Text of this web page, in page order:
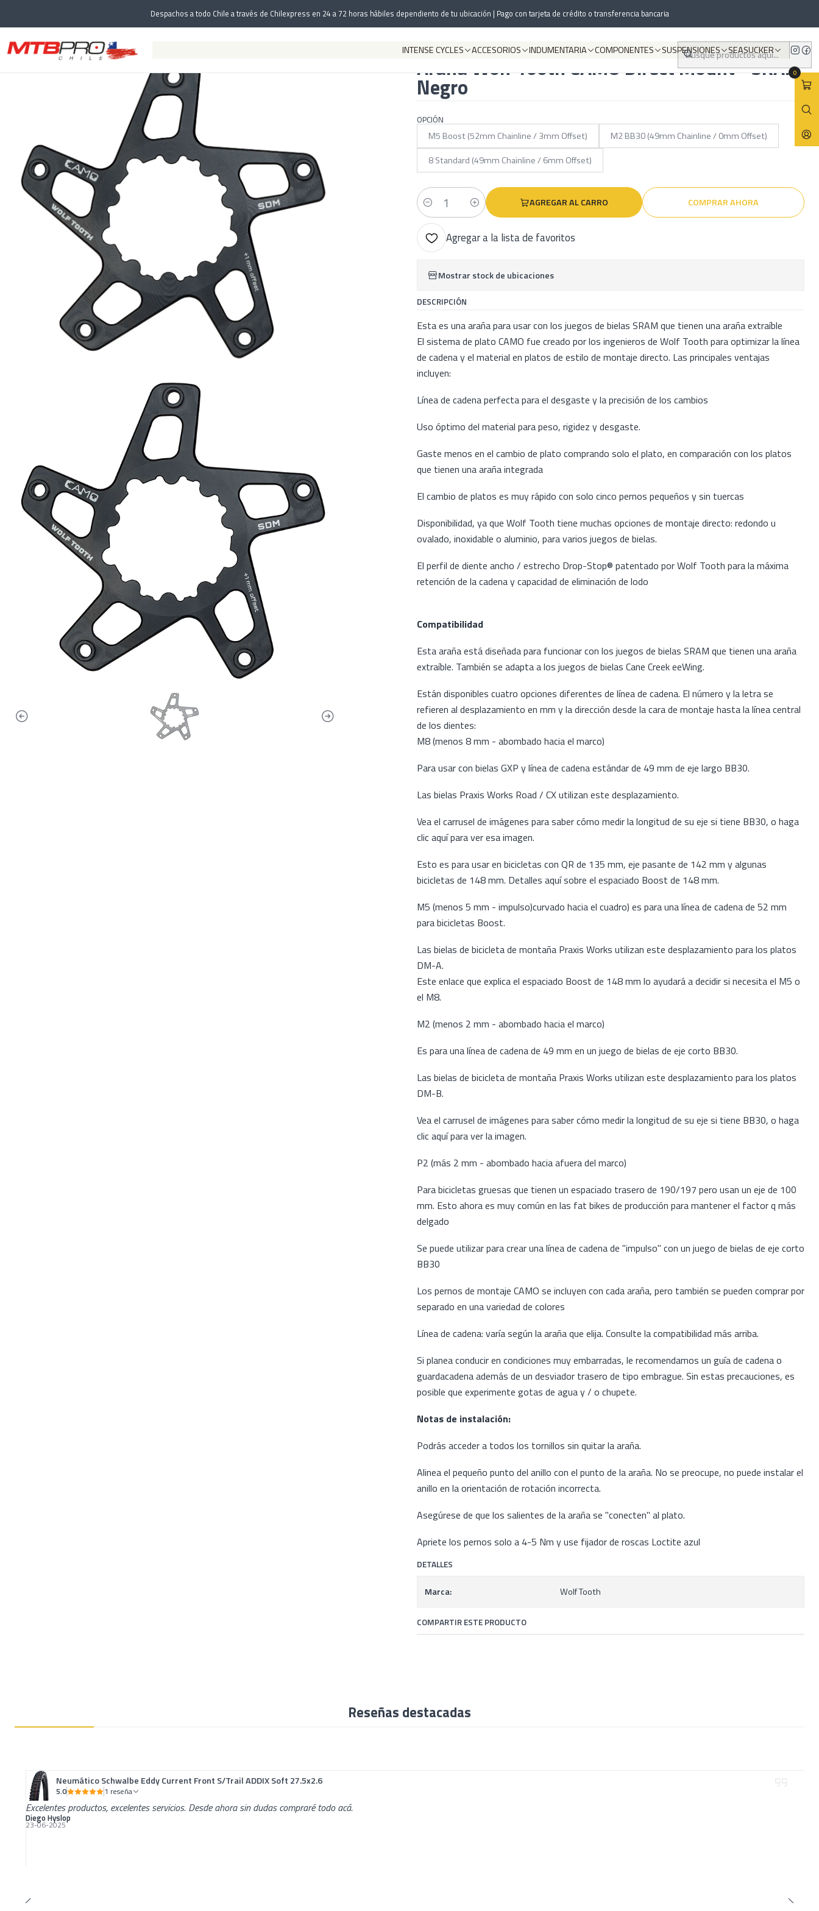
INTENSE CYCLES ACCESORIOS INDUMENTARIA COMPONENTES SUSPENSIONES SEASUCKER
0
Despachos a todo Chile a través de Chilexpress en 24 a 72 horas hábiles dependiento de tu ubicación | Pago con tarjeta de crédito o transferencia bancaria
Inicio Componentes Transmisión Coronas Araña Wolf Tooth CAMO Direct Mount - SRAM Negro
|Araña Wolf Tooth CAMO Direct Mount - SRAM
Negro
OPCIÓN
M5 Boost (52mm Chainline / 3mm Offset)
M2 BB30 (49mm Chainline / 0mm Offset)
8 Standard (49mm Chainline / 6mm Offset)
Cantidad
AGREGAR AL CARRO COMPRAR AHORA
Agregar a la lista de favoritos
Mostrar stock de ubicaciones
DESCRIPCIÓN
Esta es una araña para usar con los juegos de bielas SRAM que tienen una araña extraíble
El sistema de plato CAMO fue creado por los ingenieros de Wolf Tooth para optimizar la línea
de cadena y el material en platos de estilo de montaje directo. Las principales ventajas
incluyen:
Línea de cadena perfecta para el desgaste y la precisión de los cambios
Uso óptimo del material para peso, rigidez y desgaste.
Gaste menos en el cambio de plato comprando solo el plato, en comparación con los platos
que tienen una araña integrada
El cambio de platos es muy rápido con solo cinco pernos pequeños y sin tuercas
Disponibilidad, ya que Wolf Tooth tiene muchas opciones de montaje directo: redondo u
ovalado, inoxidable o aluminio, para varios juegos de bielas.
El perfil de diente ancho / estrecho Drop-Stop® patentado por Wolf Tooth para la máxima
retención de la cadena y capacidad de eliminación de lodo
Compatibilidad
Esta araña está diseñada para funcionar con los juegos de bielas SRAM que tienen una araña
extraíble. También se adapta a los juegos de bielas Cane Creek eeWing.
Están disponibles cuatro opciones diferentes de línea de cadena. El número y la letra se
refieren al desplazamiento en mm y la dirección desde la cara de montaje hasta la línea central
de los dientes:
M8 (menos 8 mm - abombado hacia el marco)
Para usar con bielas GXP y línea de cadena estándar de 49 mm de eje largo BB30.
Las bielas Praxis Works Road / CX utilizan este desplazamiento.
Vea el carrusel de imágenes para saber cómo medir la longitud de su eje si tiene BB30, o haga
clic aquí para ver esa imagen.
Esto es para usar en bicicletas con QR de 135 mm, eje pasante de 142 mm y algunas
bicicletas de 148 mm. Detalles aquí sobre el espaciado Boost de 148 mm.
M5 (menos 5 mm - impulso)curvado hacia el cuadro) es para una línea de cadena de 52 mm
para bicicletas Boost.
Las bielas de bicicleta de montaña Praxis Works utilizan este desplazamiento para los platos
DM-A.
Este enlace que explica el espaciado Boost de 148 mm lo ayudará a decidir si necesita el M5 o
el M8.
M2 (menos 2 mm - abombado hacia el marco)
Es para una línea de cadena de 49 mm en un juego de bielas de eje corto BB30.
Las bielas de bicicleta de montaña Praxis Works utilizan este desplazamiento para los platos
DM-B.
Vea el carrusel de imágenes para saber cómo medir la longitud de su eje si tiene BB30, o haga
clic aquí para ver la imagen.
P2 (más 2 mm - abombado hacia afuera del marco)
Para bicicletas gruesas que tienen un espaciado trasero de 190/197 pero usan un eje de 100
mm. Esto ahora es muy común en las fat bikes de producción para mantener el factor q más
delgado
Se puede utilizar para crear una línea de cadena de "impulso" con un juego de bielas de eje corto
BB30
Los pernos de montaje CAMO se incluyen con cada araña, pero también se pueden comprar por
separado en una variedad de colores
Línea de cadena: varía según la araña que elija. Consulte la compatibilidad más arriba.
Si planea conducir en condiciones muy embarradas, le recomendamos un guía de cadena o
guardacadena además de un desviador trasero de tipo embrague. Sin estas precauciones, es
posible que experimente gotas de agua y / o chupete.
Notas de instalación:
Podrás acceder a todos los tornillos sin quitar la araña.
Alinea el pequeño punto del anillo con el punto de la araña. No se preocupe, no puede instalar el
anillo en la orientación de rotación incorrecta.
Asegúrese de que los salientes de la araña se "conecten" al plato.
Apriete los pernos solo a 4-5 Nm y use fijador de roscas Loctite azul
DETALLES
Marca: Wolf Tooth
COMPARTIR ESTE PRODUCTO
Reseñas destacadas
Neumático Schwalbe Eddy Current Front S/Trail ADDIX Soft 27.5x2.6
5.0 1 reseña
Excelentes productos, excelentes servicios. Desde ahora sin dudas compraré todo acá.
Diego Hyslop
23-06-2025